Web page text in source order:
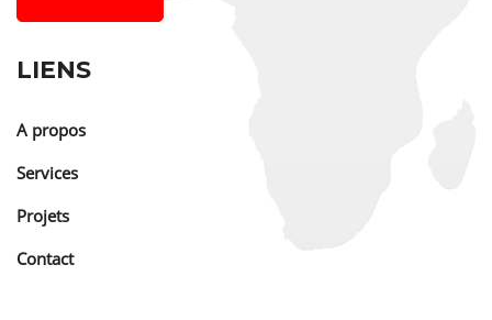
LIENS
A propos
Services
Projets
Contact